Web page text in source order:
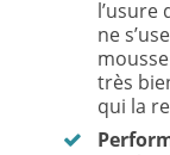
l’usure
ne
très
qui la